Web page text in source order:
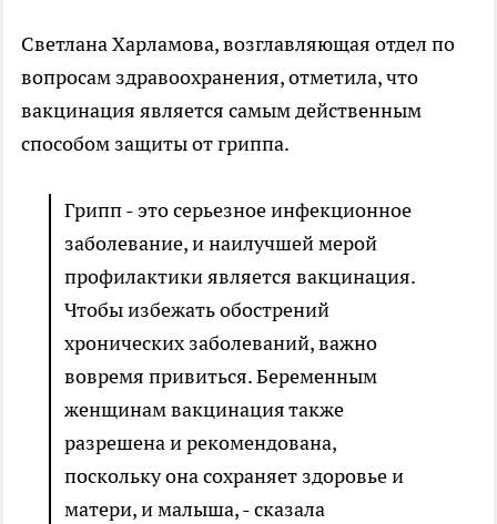
Светлана Харламова, возглавляющая отдел по
вопросам здравоохранения, отметила, что
вакцинация является самым действенным
способом защиты от гриппа.
Грипп - это серьезное инфекционное
заболевание, и наилучшей мерой
профилактики является вакцинация.
Чтобы избежать обострений
хронических заболеваний, важно
вовремя привиться. Беременным
женщинам вакцинация также
разрешена и рекомендована,
поскольку она сохраняет здоровье и
матери, и малыша, - сказала